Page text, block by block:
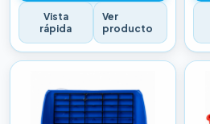
Vista
rápida
Ver
producto